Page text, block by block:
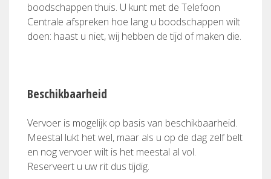
boodschappen thuis. U kunt met de Telefoon
Centrale afspreken hoe lang u boodschappen wilt
doen: haast u niet, wij hebben de tijd of maken die.
Beschikbaarheid
Vervoer is mogelijk op basis van beschikbaarheid.
Meestal lukt het wel, maar als u op de dag zelf belt
en nog vervoer wilt is het meestal al vol.
Reserveert u uw rit dus tijdig.